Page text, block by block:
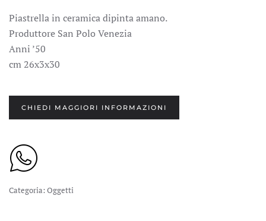
Piastrella in ceramica dipinta amano.
Produttore San Polo Venezia
Anni ’50
cm 26x3x30
CHIEDI MAGGIORI INFORMAZIONI
Categoria: Oggetti